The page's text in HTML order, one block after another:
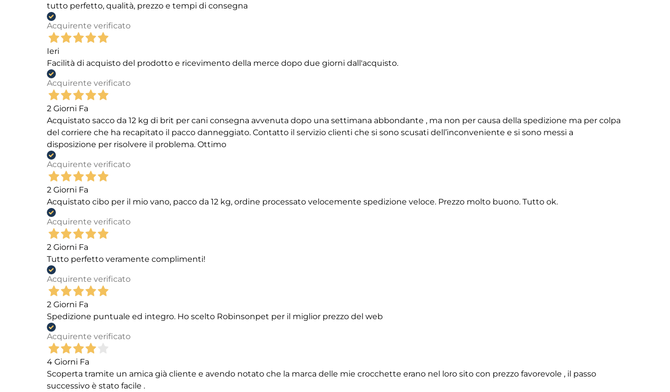
tutto perfetto, qualità, prezzo e tempi di consegna
Acquirente verificato
Ieri
Facilità di acquisto del prodotto e ricevimento della merce dopo due giorni dall'acquisto.
Acquirente verificato
2 Giorni Fa
Acquistato sacco da 12 kg di brit per cani consegna avvenuta dopo una settimana abbondante , ma non per causa della spedizione ma per colpa
del corriere che ha recapitato il pacco danneggiato. Contatto il servizio clienti che si sono scusati dell’inconveniente e si sono messi a
disposizione per risolvere il problema. Ottimo
Acquirente verificato
2 Giorni Fa
Acquistato cibo per il mio vano, pacco da 12 kg, ordine processato velocemente spedizione veloce. Prezzo molto buono. Tutto ok.
Acquirente verificato
2 Giorni Fa
Tutto perfetto veramente complimenti!
Acquirente verificato
2 Giorni Fa
Spedizione puntuale ed integro. Ho scelto Robinsonpet per il miglior prezzo del web
Acquirente verificato
4 Giorni Fa
Scoperta tramite un amica già cliente e avendo notato che la marca delle mie crocchette erano nel loro sito con prezzo favorevole , il passo
successivo è stato facile .